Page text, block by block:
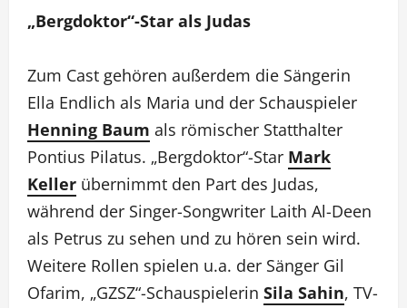
„Bergdoktor“-Star als Judas
Zum Cast gehören außerdem die Sängerin
Ella Endlich als Maria und der Schauspieler
Henning Baum als römischer Statthalter
Pontius Pilatus. „Bergdoktor“-Star Mark
Keller übernimmt den Part des Judas,
während der Singer-Songwriter Laith Al-Deen
als Petrus zu sehen und zu hören sein wird.
Weitere Rollen spielen u.a. der Sänger Gil
Ofarim, „GZSZ“-Schauspielerin Sila Sahin, TV-